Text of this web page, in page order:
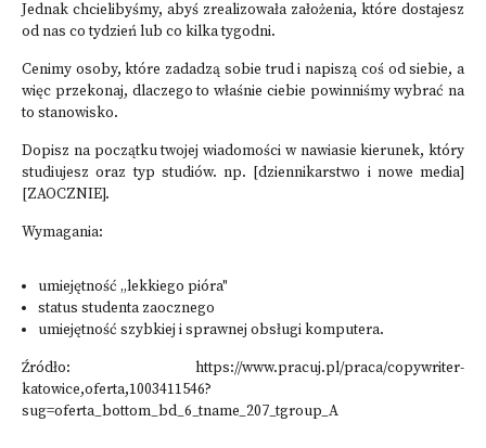
Jednak chcielibyśmy, abyś zrealizowała założenia, które dostajesz
od nas co tydzień lub co kilka tygodni.
Cenimy osoby, które zadadzą sobie trud i napiszą coś od siebie, a
więc przekonaj, dlaczego to właśnie ciebie powinniśmy wybrać na
to stanowisko.
Dopisz na początku twojej wiadomości w nawiasie kierunek, który
studiujesz oraz typ studiów. np. [dziennikarstwo i nowe media]
[ZAOCZNIE].
Wymagania:
umiejętność „lekkiego pióra"
status studenta zaocznego
umiejętność szybkiej i sprawnej obsługi komputera.
Źródło: https://www.pracuj.pl/praca/copywriter-
katowice,oferta,1003411546?
sug=oferta_bottom_bd_6_tname_207_tgroup_A